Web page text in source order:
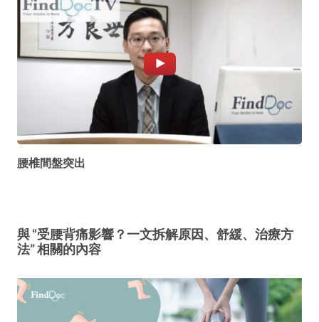
腰椎間盤突出
與 “受腰背痛影響？一文拆解原因、舒緩、治療方
法” 相關的內容